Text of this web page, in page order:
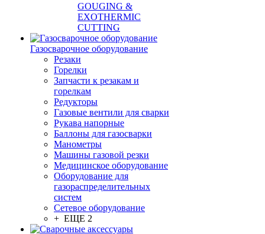
GOUGING &
EXOTHERMIC
CUTTING
Газосварочное оборудование
Резаки
Горелки
Запчасти к резакам и
горелкам
Редукторы
Газовые вентили для сварки
Рукава напорные
Баллоны для газосварки
Манометры
Машины газовой резки
Медицинское оборудование
Оборудование для
газораспределительных
систем
Сетевое оборудование
+ ЕЩЕ 2